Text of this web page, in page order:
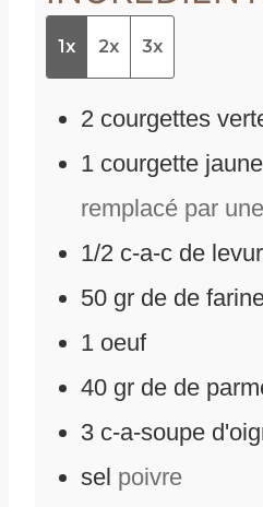
1x 2x 3x
2 courgettes
1 courgette jaune
remplacé par
1/2 c-a-c de
50 gr de de
1 oeuf
40 gr de de
3 c-a-soupe
sel poivre